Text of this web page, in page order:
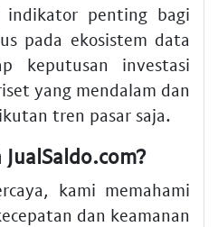
indikator penting bagi
pada ekosistem data
keputusan investasi
yang mendalam dan
tren pasar saja.
kami memahami
dan keamanan